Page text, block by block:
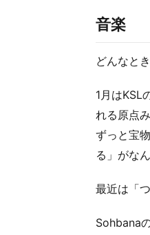
音楽
どんなと
1月はKSL
れる原点
ずっと宝
る」がな
最近は「
Sohbana